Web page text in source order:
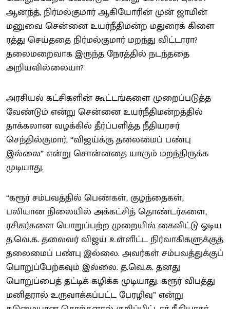
ஆனந்த், நிர்மல்குமார் ஆகியோரின் முன் ஜாமின்
மனுவை சென்னை உயர்நீதிமன்ற மதுரைக் கிளை
ரத்து செய்ததை நிர்மல்குமார் மறந்து விட்டாரா?
தலைமறைவாக இருந்த நேரத்தில் நடந்ததை
அறியவில்லையா?
அரசியல் கட்சிகளின் கூட்டங்களை முறைப்படுத்த
வேண்டும் என்று சென்னை உயர்நீதிமன்றத்தில்
தாக்கலான வழக்கில் தீர்ப்பளித்த நீதியரசர்
செந்தில்குமார், “விஜய்க்கு தலைமைப் பண்பு
இல்லை” என்று சொன்னதை யாரும் மறந்திருக்க
முடியாது.
“கரூர் சம்பவத்தில் பெண்கள், குழந்தைகள்,
பலியான நிலையில் அக்கட்சித் தொண்டர்களை,
ரசிகர்களை பொறுப்பற்ற முறையில் கைவிட்டு ஓடிய
த.வெ.க. தலைவர் விஜய் உள்ளிட்ட நிர்வாகிகளுக்குத்
தலைமைப் பண்பு இல்லை. அவர்கள் சம்பவத்துக்குப்
பொறுப்பேற்கவும் இல்லை. த.வெ.க. தனது
பொறுப்பைத் தட்டிக் கழிக்க முடியாது. கரூர் விபத்து
மனிதரால் உருவாக்கப்பட்ட பேரழிவு” என்று